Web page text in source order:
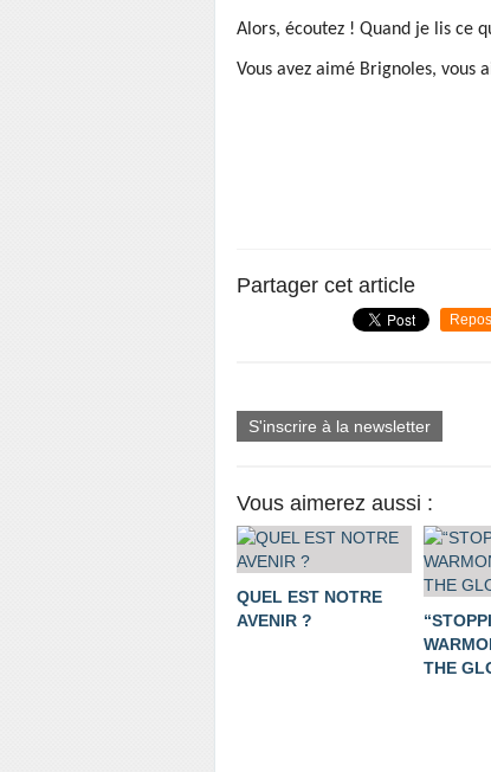
Alors, écoutez ! Quand je lis ce
Vous avez aimé Brignoles, vous
Partager cet article
S'inscrire à la newsletter
Vous aimerez aussi :
QUEL EST NOTRE
AVENIR ?
THE